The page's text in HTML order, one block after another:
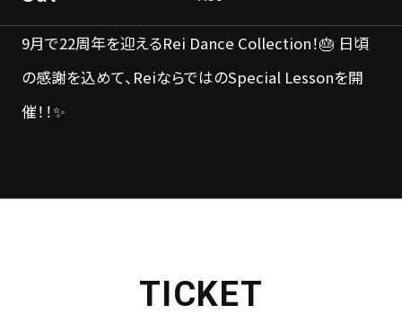
9月で22周年を迎えるRei Dance Collection！🎂 日頃
の感謝を込めて、ReiならではのSpecial Lessonを開
催！！✨
TICKET